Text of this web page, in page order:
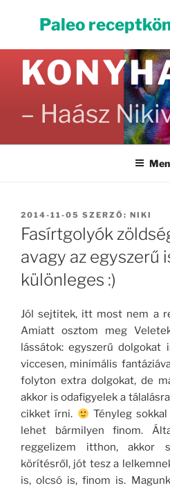
Paleo
PALEO
– Haász
BEKÜLDVE:
2014-11-05 SZERZŐ: NIKI
Fasírtgolyók
avagy az egyszerű
különleges :)
Jól sejtitek, itt most nem a
Amiatt osztom meg
lássátok: egyszerű dolgokat
viccesen, minimális
folyton extra dolgokat, de
akkor is odafigyelek a
cikket írni.
Tényleg
lehet bármilyen finom.
reggelizem itthon, akkor
körítésről, jót tesz a
is, olcsó is, finom is.